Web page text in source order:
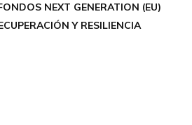
NEXT GENERATION (EU)
Y RESILIENCIA